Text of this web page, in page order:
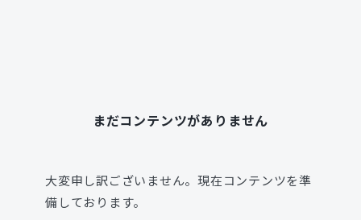
まだコンテンツがありません
大変申し訳ございません。現在コンテンツを準
備しております。